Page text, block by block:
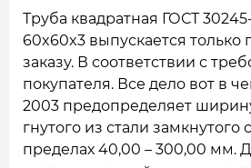
Труба квадратная ГОСТ
60x60x3 выпускается только
заказу. В соответствии с
покупателя. Все дело вот в
2003 предопределяет
гнутого из стали замкнутого
пределах 40,00 – 300,00 мм.